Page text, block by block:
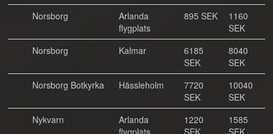
Norsborg
Arlanda
flygplats
895 SEK
1160
SEK
Norsborg
Kalmar
6185
SEK
8040
SEK
Norsborg Botkyrka
Hässleholm
7720
SEK
10040
SEK
Nykvarn
Arlanda
flygplats
1220
SEK
1585
SEK